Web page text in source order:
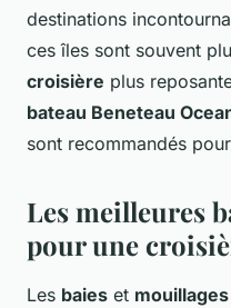
destinations
ces îles sont souvent
croisière plus
bateau Beneteau
sont recommandés
Les meilleures
pour une
Les baies et mouillages